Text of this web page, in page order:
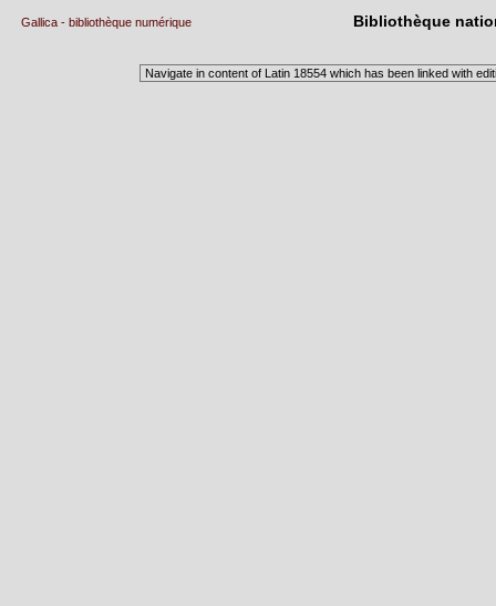
Gallica - bibliothèque numérique Bibliothèque